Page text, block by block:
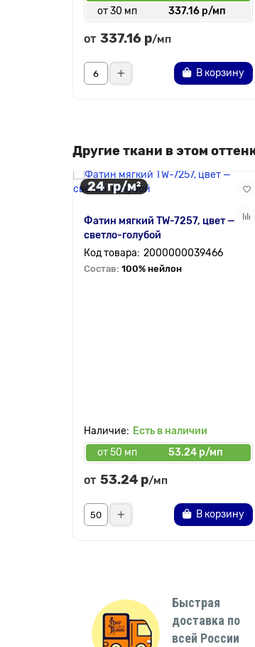
от 30 мп
337.16 р/мп
от 337.16 р/мп
В корзину
Другие ткани в этом
24 гр/м²
Фатин мягкий TW-7257, цвет —
светло-голубой
2000000039466
Состав: 100% нейлон
Есть в наличии
от 50 мп
53.24 р/мп
от 53.24 р/мп
В корзину
Быстрая
доставка по
всей России